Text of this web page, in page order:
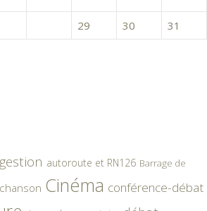
29 30 31
autoroute et RN126 Barrage de
chanson Cinéma conférence-débat